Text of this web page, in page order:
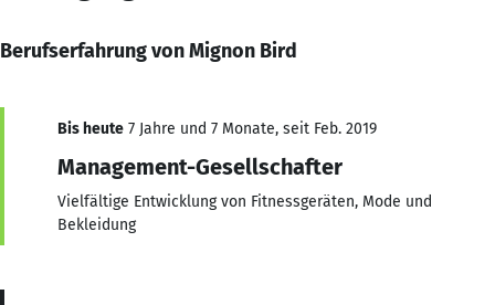
Berufserfahrung von Mignon Bird
Bis heute 7 Jahre und 7 Monate, seit Feb. 2019
Management-Gesellschafter
Vielfältige Entwicklung von Fitnessgeräten, Mode und
Bekleidung